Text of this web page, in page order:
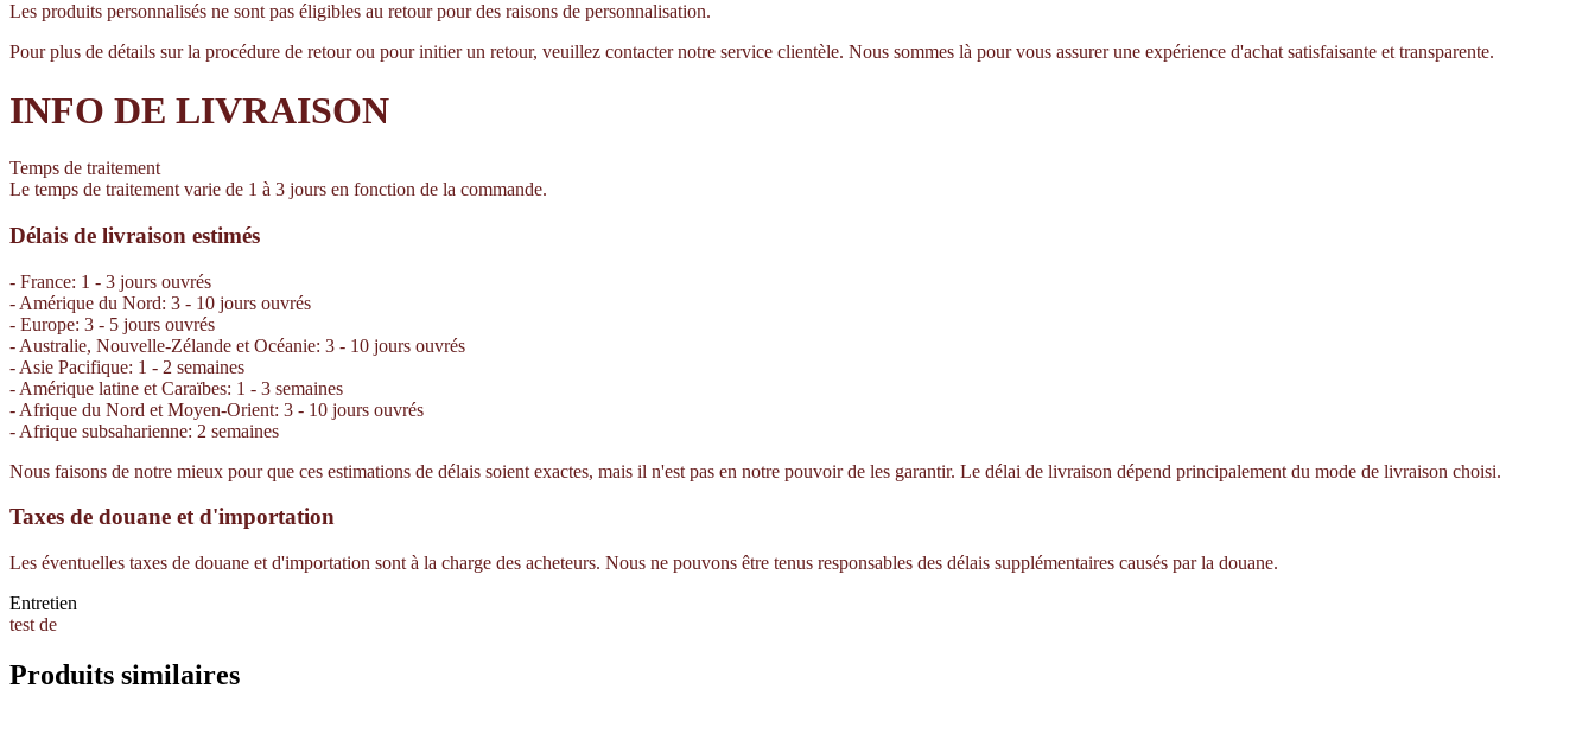
Les produits personnalisés ne sont pas éligibles au retour pour des raisons de personnalisation.
Pour plus de détails sur la procédure de retour ou pour initier un retour, veuillez contacter notre service clientèle. Nous sommes là pour vous assurer une expérience d'achat satisfaisante et transparente.
INFO DE LIVRAISON
Temps de traitement
Le temps de traitement varie de 1 à 3 jours en fonction de la commande.
Délais de livraison estimés
- France: 1 - 3 jours ouvrés
- Amérique du Nord: 3 - 10 jours ouvrés
- Europe: 3 - 5 jours ouvrés
- Australie, Nouvelle-Zélande et Océanie: 3 - 10 jours ouvrés
- Asie Pacifique: 1 - 2 semaines
- Amérique latine et Caraïbes: 1 - 3 semaines
- Afrique du Nord et Moyen-Orient: 3 - 10 jours ouvrés
- Afrique subsaharienne: 2 semaines
Nous faisons de notre mieux pour que ces estimations de délais soient exactes, mais il n'est pas en notre pouvoir de les garantir. Le délai de livraison dépend principalement du mode de livraison choisi.
Taxes de douane et d'importation
Les éventuelles taxes de douane et d'importation sont à la charge des acheteurs. Nous ne pouvons être tenus responsables des délais supplémentaires causés par la douane.
Entretien
test de
Produits similaires